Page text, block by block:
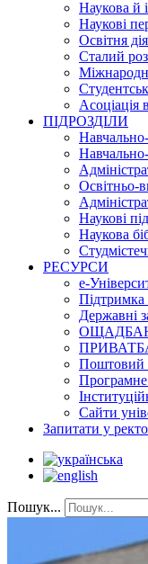
Наукова й
Наукові
Освітня
Сталий
Асоціація
ПІДРОЗДІЛИ
Навчально-
Освітньо-
Наукові
Наукова
РЕСУРСИ
е-
Підтримка
Державні
Поштовий
Програмне
Сайти
Запитати у
Пошук...